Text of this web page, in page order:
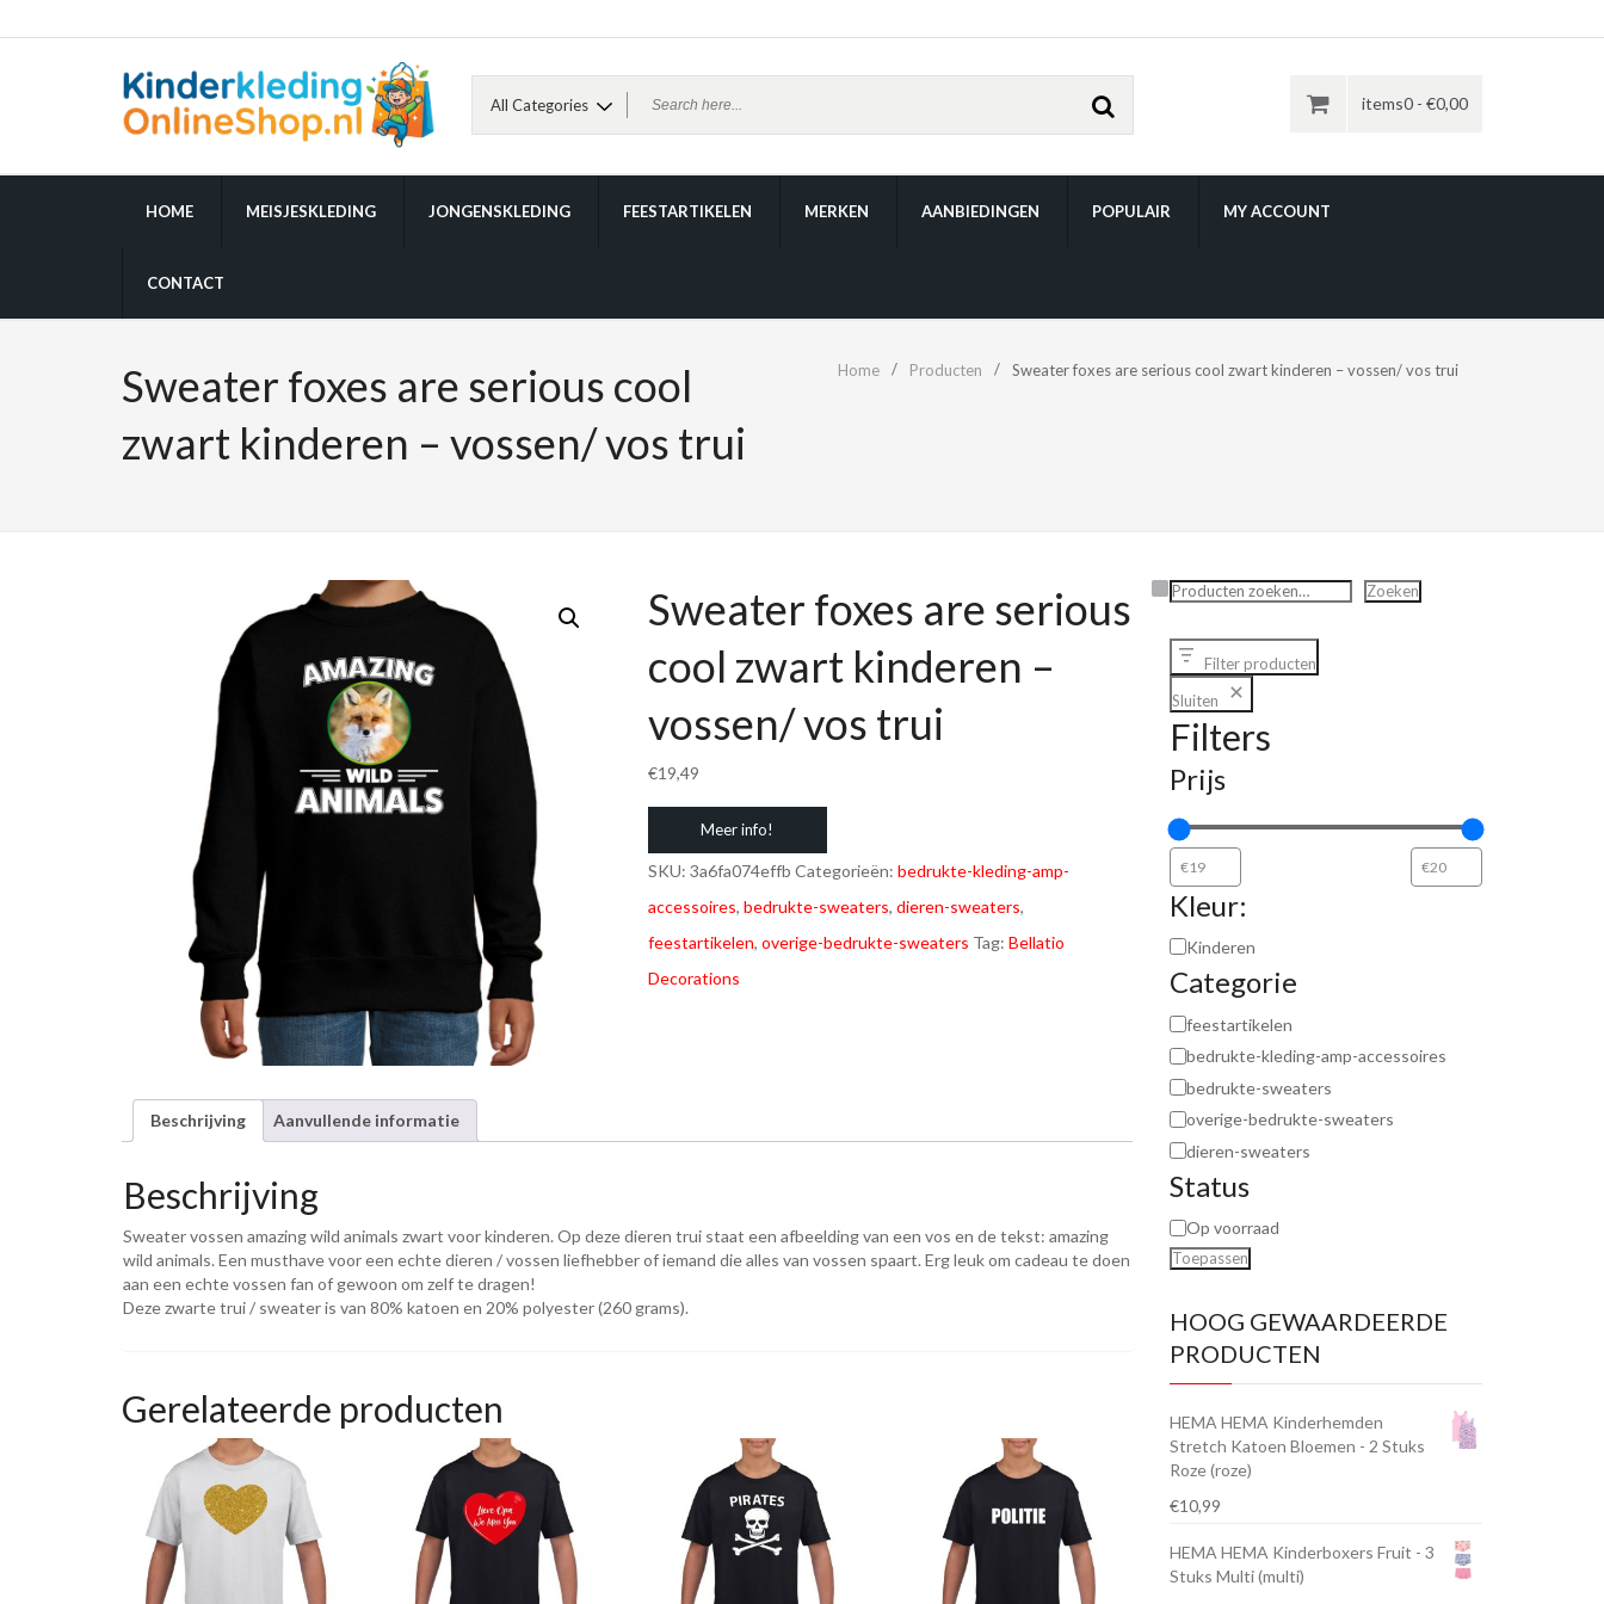
items0 - €0,00
HOME MEISJESKLEDING JONGENSKLEDING FEESTARTIKELEN MERKEN AANBIEDINGEN POPULAIR MY ACCOUNT
CONTACT
Sweater foxes are serious cool
zwart kinderen – vossen/ vos trui
Home Producten Sweater foxes are serious cool zwart kinderen – vossen/ vos trui
Sweater foxes are serious
cool zwart kinderen –
vossen/ vos trui
€19,49
Meer info!
SKU: 3a6fa074effb Categorieën: bedrukte-kleding-amp-
accessoires, bedrukte-sweaters, dieren-sweaters,
feestartikelen, overige-bedrukte-sweaters Tag: Bellatio
Decorations
Beschrijving Aanvullende informatie
Beschrijving
Sweater vossen amazing wild animals zwart voor kinderen. Op deze dieren trui staat een afbeelding van een vos en de tekst: amazing
wild animals. Een musthave voor een echte dieren / vossen liefhebber of iemand die alles van vossen spaart. Erg leuk om cadeau te doen
aan een echte vossen fan of gewoon om zelf te dragen!
Deze zwarte trui / sweater is van 80% katoen en 20% polyester (260 grams).
Gerelateerde producten
Zoeken Zoeken
Filter producten
Sluiten
Filters
Prijs
Kleur:
Kinderen
Categorie
feestartikelen
bedrukte-kleding-amp-accessoires
bedrukte-sweaters
overige-bedrukte-sweaters
dieren-sweaters
Status
Op voorraad
Toepassen
HOOG GEWAARDEERDE
PRODUCTEN
HEMA HEMA Kinderhemden
Stretch Katoen Bloemen - 2 Stuks
Roze (roze)
€10,99
HEMA HEMA Kinderboxers Fruit - 3
Stuks Multi (multi)